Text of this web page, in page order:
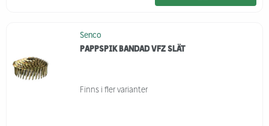
Senco
PAPPSPIK BANDAD VFZ SLÄT
Finns i fler varianter